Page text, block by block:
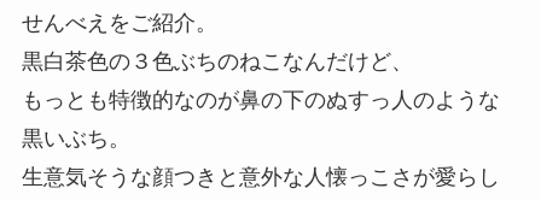
せんべえをご紹介。
黒白茶色の３色ぶちのねこなんだけど、
もっとも特徴的なのが鼻の下のぬすっ人のような
黒いぶち。
生意気そうな顔つきと意外な人懐っこさが愛らし